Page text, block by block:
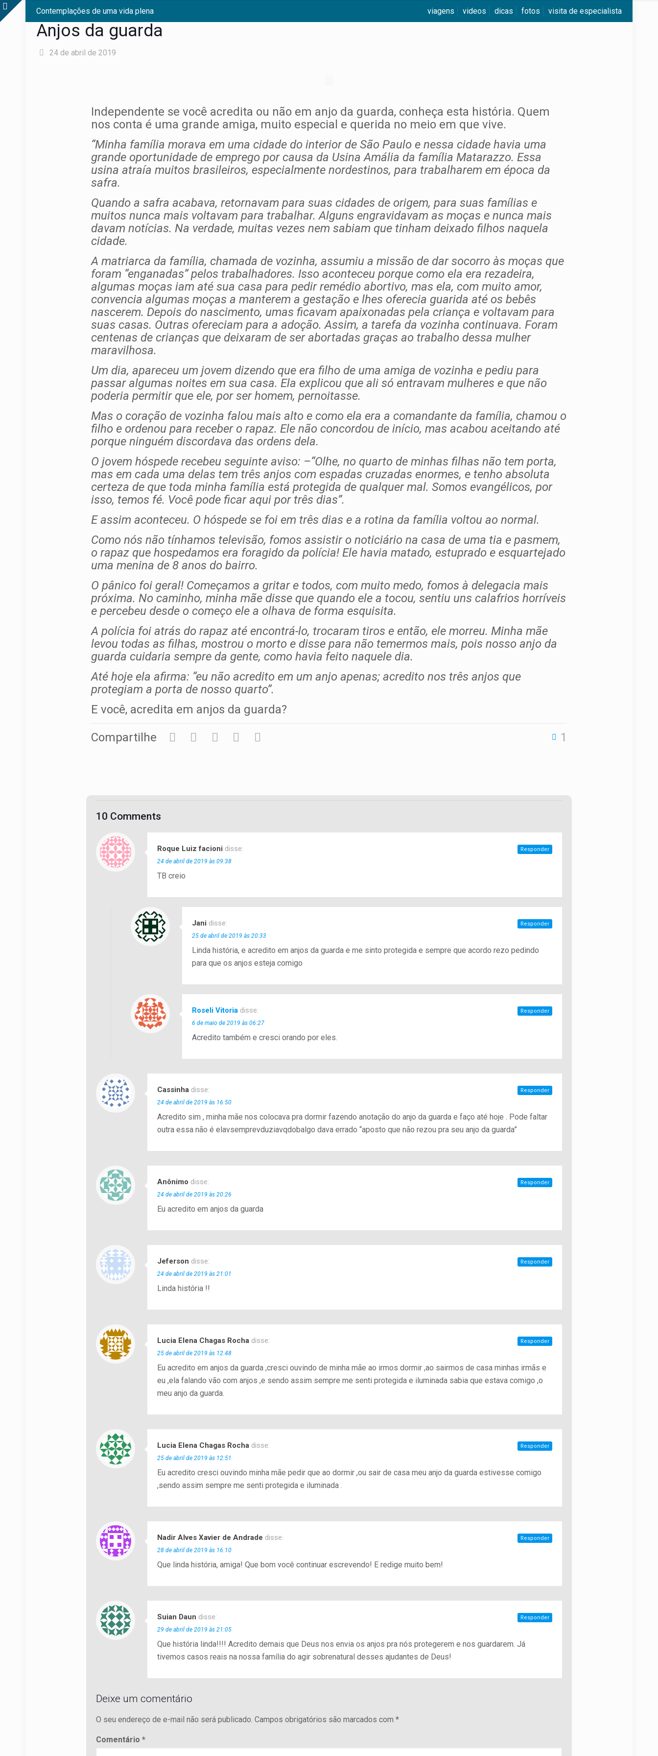
Contemplações de uma vida plena viagens videos dicas fotos visita de especialista
Anjos da guarda
24 de abril de 2019
Independente se você acredita ou não em anjo da guarda, conheça esta história. Quem
nos conta é uma grande amiga, muito especial e querida no meio em que vive.
“Minha família morava em uma cidade do interior de São Paulo e nessa cidade havia uma
grande oportunidade de emprego por causa da Usina Amália da família Matarazzo. Essa
usina atraía muitos brasileiros, especialmente nordestinos, para trabalharem em época da
safra.
Quando a safra acabava, retornavam para suas cidades de origem, para suas famílias e
muitos nunca mais voltavam para trabalhar. Alguns engravidavam as moças e nunca mais
davam notícias. Na verdade, muitas vezes nem sabiam que tinham deixado filhos naquela
cidade.
A matriarca da família, chamada de vozinha, assumiu a missão de dar socorro às moças que
foram “enganadas” pelos trabalhadores. Isso aconteceu porque como ela era rezadeira,
algumas moças iam até sua casa para pedir remédio abortivo, mas ela, com muito amor,
convencia algumas moças a manterem a gestação e lhes oferecia guarida até os bebês
nascerem. Depois do nascimento, umas ficavam apaixonadas pela criança e voltavam para
suas casas. Outras ofereciam para a adoção. Assim, a tarefa da vozinha continuava. Foram
centenas de crianças que deixaram de ser abortadas graças ao trabalho dessa mulher
maravilhosa.
Um dia, apareceu um jovem dizendo que era filho de uma amiga de vozinha e pediu para
passar algumas noites em sua casa. Ela explicou que ali só entravam mulheres e que não
poderia permitir que ele, por ser homem, pernoitasse.
Mas o coração de vozinha falou mais alto e como ela era a comandante da família, chamou o
filho e ordenou para receber o rapaz. Ele não concordou de início, mas acabou aceitando até
porque ninguém discordava das ordens dela.
O jovem hóspede recebeu seguinte aviso: –“Olhe, no quarto de minhas filhas não tem porta,
mas em cada uma delas tem três anjos com espadas cruzadas enormes, e tenho absoluta
certeza de que toda minha família está protegida de qualquer mal. Somos evangélicos, por
isso, temos fé. Você pode ficar aqui por três dias”.
E assim aconteceu. O hóspede se foi em três dias e a rotina da família voltou ao normal.
Como nós não tínhamos televisão, fomos assistir o noticiário na casa de uma tia e pasmem,
o rapaz que hospedamos era foragido da polícia! Ele havia matado, estuprado e esquartejado
uma menina de 8 anos do bairro.
O pânico foi geral! Começamos a gritar e todos, com muito medo, fomos à delegacia mais
próxima. No caminho, minha mãe disse que quando ele a tocou, sentiu uns calafrios horríveis
e percebeu desde o começo ele a olhava de forma esquisita.
A polícia foi atrás do rapaz até encontrá-lo, trocaram tiros e então, ele morreu. Minha mãe
levou todas as filhas, mostrou o morto e disse para não temermos mais, pois nosso anjo da
guarda cuidaria sempre da gente, como havia feito naquele dia.
Até hoje ela afirma: “eu não acredito em um anjo apenas; acredito nos três anjos que
protegiam a porta de nosso quarto”.
E você, acredita em anjos da guarda?
Compartilhe 1
10 Comments
Roque Luiz facioni disse:
24 de abril de 2019 às 09:38
TB creio
Responder
Jani disse:
25 de abril de 2019 às 20:33
Linda história, e acredito em anjos da guarda e me sinto protegida e sempre que acordo rezo pedindo
para que os anjos esteja comigo
Responder
Roseli Vitoria disse:
6 de maio de 2019 às 06:27
Acredito também e cresci orando por eles.
Responder
Cassinha disse:
24 de abril de 2019 às 16:50
Acredito sim , minha mãe nos colocava pra dormir fazendo anotação do anjo da guarda e faço até hoje . Pode faltar
outra essa não é elavsemprevduziavqdobalgo dava errado “aposto que não rezou pra seu anjo da guarda”
Responder
Anônimo disse:
24 de abril de 2019 às 20:26
Eu acredito em anjos da guarda
Responder
Jeferson disse:
24 de abril de 2019 às 21:01
Linda história !!
Responder
Lucia Elena Chagas Rocha disse:
25 de abril de 2019 às 12:48
Eu acredito em anjos da guarda ,cresci ouvindo de minha mãe ao irmos dormir ,ao sairmos de casa minhas irmãs e
eu ,ela falando vão com anjos ,e sendo assim sempre me senti protegida e iluminada sabia que estava comigo ,o
meu anjo da guarda.
Responder
Lucia Elena Chagas Rocha disse:
25 de abril de 2019 às 12:51
Eu acredito cresci ouvindo minha mãe pedir que ao dormir ,ou sair de casa meu anjo da guarda estivesse comigo
,sendo assim sempre me senti protegida e iluminada .
Responder
Nadir Alves Xavier de Andrade disse:
28 de abril de 2019 às 16:10
Que linda história, amiga! Que bom você continuar escrevendo! E redige muito bem!
Responder
Suian Daun disse:
29 de abril de 2019 às 21:05
Que história linda!!!! Acredito demais que Deus nos envia os anjos pra nós protegerem e nos guardarem. Já
tivemos casos reais na nossa família do agir sobrenatural desses ajudantes de Deus!
Responder
Deixe um comentário
O seu endereço de e-mail não será publicado. Campos obrigatórios são marcados com *
Comentário *